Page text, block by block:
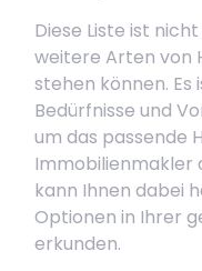
Diese Liste ist
weitere Arten von
stehen können. Es
Bedürfnisse und
um das passende
Immobilienmakler
kann Ihnen dabei
Optionen in Ihrer
erkunden.